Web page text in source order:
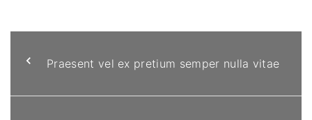
Praesent vel ex pretium semper nulla vitae